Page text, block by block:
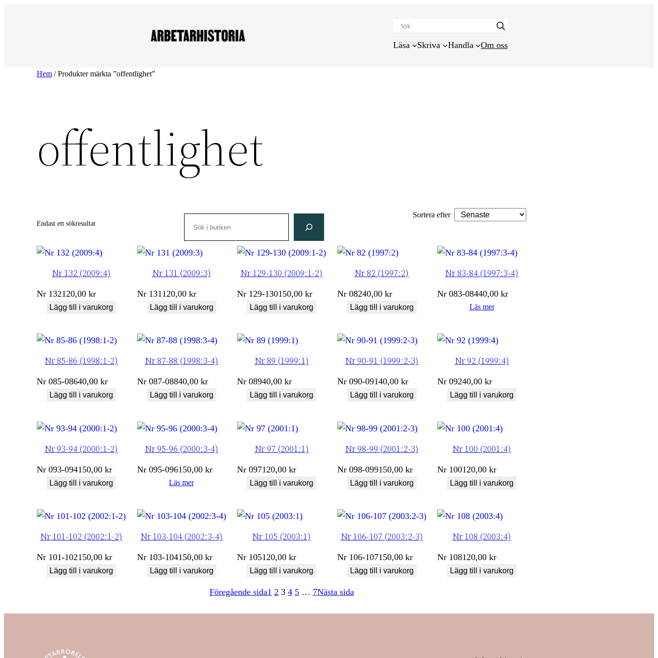
Läsa Skriva Handla Om oss
Hem / Produkter märkta ”offentlighet”
offentlighet
Endast ett sökresultat
Sortera efter
Nr 132 (2009:4)
Nr 132120,00kr
Lägg till i varukorg
Nr 131 (2009:3)
Nr 131120,00 kr
Lägg till i varukorg
Nr 129-130 (2009:1-2)
Nr 129-130150,00kr
Lägg till i varukorg
Nr 82 (1997:2)
Nr 08240,00 kr
Lägg till i varukorg
Nr 83-84 (1997:3-4)
Nr 083-08440,00kr
Läs mer
Nr 85-86 (1998:1-2)
Nr 085-08640,00kr
Lägg till i varukorg
Nr 87-88 (1998:3-4)
Nr 087-08840,00 kr
Lägg till i varukorg
Nr 89 (1999:1)
Nr 08940,00kr
Lägg till i varukorg
Nr 90-91 (1999:2-3)
Nr 090-09140,00 kr
Lägg till i varukorg
Nr 92 (1999:4)
Nr 09240,00kr
Lägg till i varukorg
Nr 93-94 (2000:1-2)
Nr 093-094150,00kr
Lägg till i varukorg
Nr 95-96 (2000:3-4)
Nr 095-096150,00 kr
Läs mer
Nr 97 (2001:1)
Nr 097120,00kr
Lägg till i varukorg
Nr 98-99 (2001:2-3)
Nr 098-099150,00 kr
Lägg till i varukorg
Nr 100 (2001:4)
Nr 100120,00kr
Lägg till i varukorg
Nr 101-102 (2002:1-2)
Nr 101-102150,00kr
Lägg till i varukorg
Nr 103-104 (2002:3-4)
Nr 103-104150,00 kr
Lägg till i varukorg
Nr 105 (2003:1)
Nr 105120,00kr
Lägg till i varukorg
Nr 106-107 (2003:2-3)
Nr 106-107150,00 kr
Lägg till i varukorg
Nr 108 (2003:4)
Nr 108120,00kr
Lägg till i varukorg
Föregående sida1 2 3 4 5 … 7Nästa sida